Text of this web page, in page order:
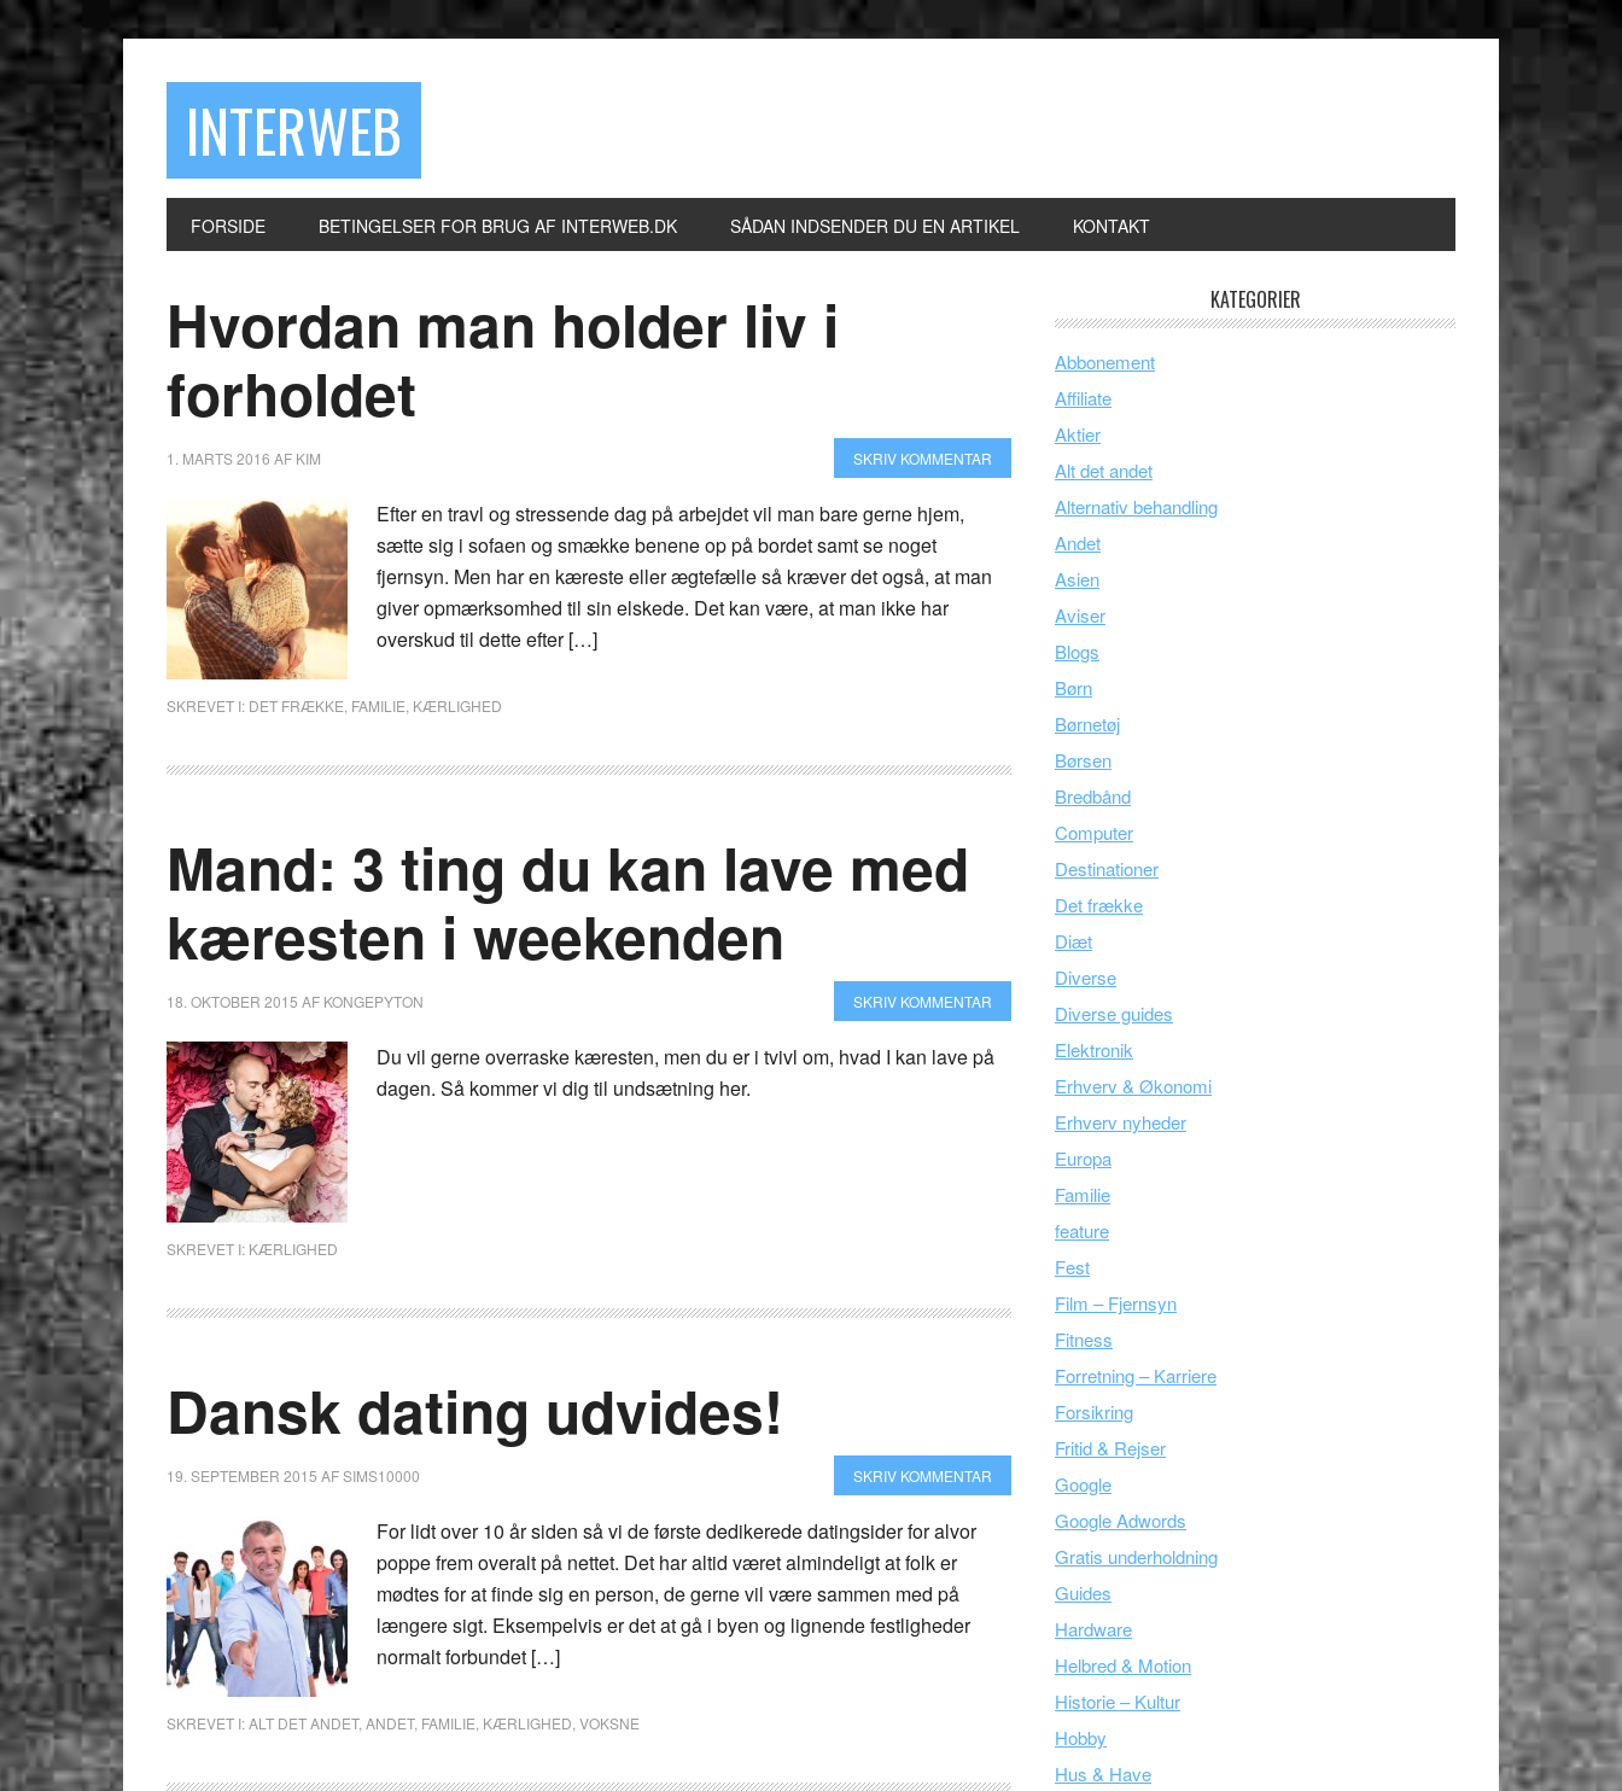
INTERWEB
FORSIDE BETINGELSER FOR BRUG AF INTERWEB.DK SÅDAN INDSENDER DU EN ARTIKEL KONTAKT
Hvordan man holder liv i
forholdet
1. MARTS 2016 AF KIM SKRIV KOMMENTAR
Efter en travl og stressende dag på arbejdet vil man bare gerne hjem,
sætte sig i sofaen og smække benene op på bordet samt se noget
fjernsyn. Men har en kæreste eller ægtefælle så kræver det også, at man
giver opmærksomhed til sin elskede. Det kan være, at man ikke har
overskud til dette efter […]
SKREVET I: DET FRÆKKE FAMILIE KÆRLIGHED
Mand: 3 ting du kan lave med
kæresten i weekenden
18. OKTOBER 2015 AF KONGEPYTON SKRIV KOMMENTAR
Du vil gerne overraske kæresten, men du er i tvivl om, hvad I kan lave på
dagen. Så kommer vi dig til undsætning her.
SKREVET I: KÆRLIGHED
Dansk dating udvides!
19. SEPTEMBER 2015 AFSIMS10000 SKRIV KOMMENTAR
For lidt over 10 år siden så vi de første dedikerede datingsider for alvor
poppe frem overalt på nettet. Det har altid været almindeligt at folk er
mødtes for at finde sig en person, de gerne vil være sammen med på
længere sigt. Eksempelvis er det at gå i byen og lignende festligheder
normalt forbundet […]
SKREVET I:ALT DET ANDET, ANDET, FAMILIE KÆRLIGHED VOKSNE
KATEGORIER
Abbonement
Affiliate
Aktier
Alt det andet
Alternativ behandling
Andet
Asien
Aviser
Blogs
Børn
Børnetøj
Børsen
Bredbånd
Computer
Destinationer
Det frække
Diæt
Diverse
Diverse guides
Elektronik
Erhverv & Økonomi
Erhverv nyheder
Europa
Familie
feature
Fest
Film – Fjernsyn
Fitness
Forretning – Karriere
Forsikring
Fritid & Rejser
Google
Google Adwords
Gratis underholdning
Guides
Hardware
Helbred & Motion
Historie – Kultur
Hobby
Hus & Have